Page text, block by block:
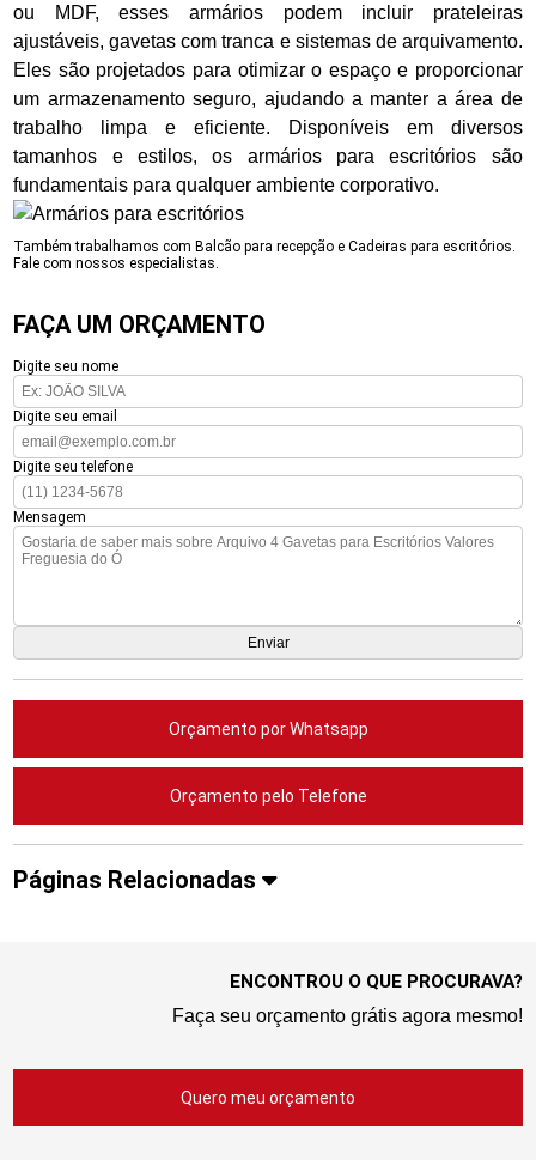
ou MDF, esses armários podem incluir prateleiras
ajustáveis, gavetas com tranca e sistemas de arquivamento.
Eles são projetados para otimizar o espaço e proporcionar
um armazenamento seguro, ajudando a manter a área de
trabalho limpa e eficiente. Disponíveis em diversos
tamanhos e estilos, os armários para escritórios são
fundamentais para qualquer ambiente corporativo.
Também trabalhamos com Balcão para recepção e Cadeiras para escritórios.
Fale com nossos especialistas.
FAÇA UM ORÇAMENTO
Digite seu nome
Digite seu email
Digite seu telefone
Mensagem
Orçamento por Whatsapp
Orçamento pelo Telefone
Páginas Relacionadas
ENCONTROU O QUE PROCURAVA?
Faça seu orçamento grátis agora mesmo!
Quero meu orçamento